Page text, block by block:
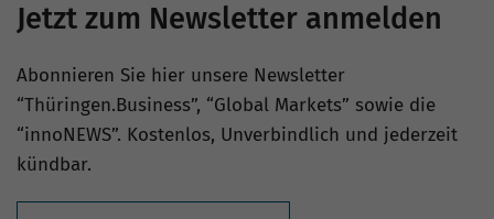
Jetzt zum Newsletter anmelden
Abonnieren Sie hier unsere Newsletter
“Thüringen.Business”, “Global Markets” sowie die
“innoNEWS”. Kostenlos, Unverbindlich und jederzeit
kündbar.